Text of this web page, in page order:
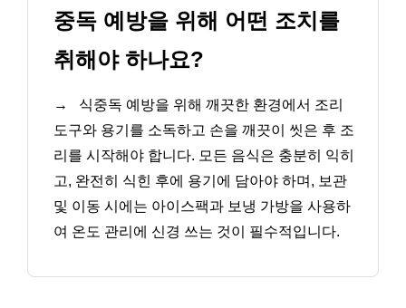
중독 예방을 위해 어떤 조치를
취해야 하나요?
→
식중독 예방을 위해 깨끗한 환경에서 조리
도구와 용기를 소독하고 손을 깨끗이 씻은 후 조
리를 시작해야 합니다. 모든 음식은 충분히 익히
고, 완전히 식힌 후에 용기에 담아야 하며, 보관
및 이동 시에는 아이스팩과 보냉 가방을 사용하
여 온도 관리에 신경 쓰는 것이 필수적입니다.